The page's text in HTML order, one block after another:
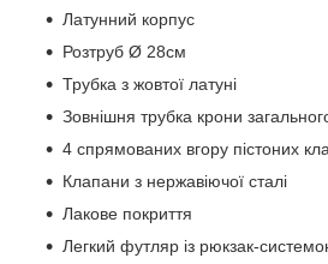
Латунний корпус
Розтруб Ø 28см
Трубка з жовтої латуні
Зовнішня трубка крони
4 спрямованих вгору пістоних
Клапани з нержавіючої сталі
Лакове покриття
Легкий футляр із рюкзак-